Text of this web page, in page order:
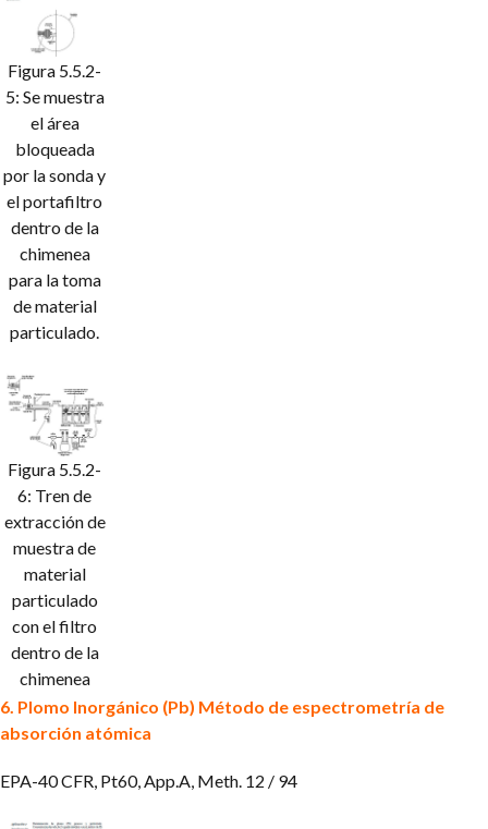
Figura 5.5.2-
5: Se muestra
el área
bloqueada
por la sonda y
el portafiltro
dentro de la
chimenea
para la toma
de material
particulado.
Figura 5.5.2-
6: Tren de
extracción de
muestra de
material
particulado
con el filtro
dentro de la
chimenea
6. Plomo Inorgánico (Pb) Método de espectrometría de
absorción atómica
EPA-40 CFR, Pt60, App.A, Meth. 12 / 94